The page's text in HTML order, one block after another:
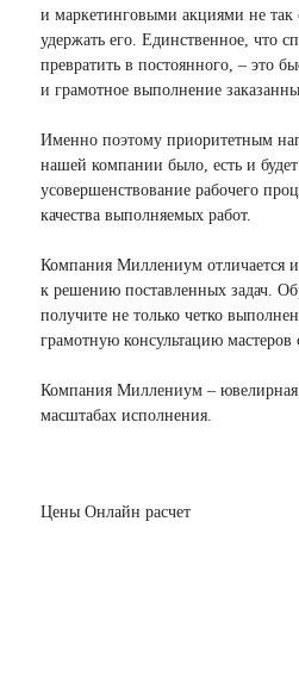
и маркетинговыми акциями не так
удержать его. Единственное, что
превратить в постоянного, – это
и грамотное выполнение
Именно поэтому приоритетным
нашей компании было, есть и будет
усовершенствование рабочего
качества выполняемых работ.
Компания Миллениум отличается
к решению поставленных задач.
получите не только четко
грамотную консультацию мастеров
Компания Миллениум –
масштабах исполнения.
Цены Онлайн расчет